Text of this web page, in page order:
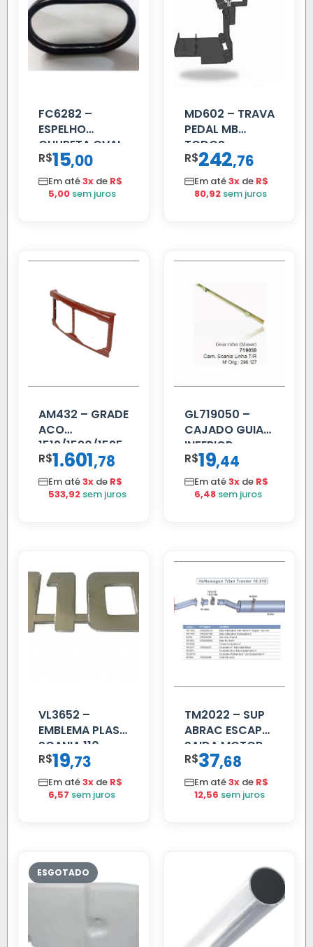
FC6282 –
ESPELHO
CHUPETA OVAL
R$15,00
Em até3x de R$
5,00 sem juros
MD602 – TRAVA
PEDAL MB
TODOS
R$242,76
Em até3x de R$
80,92 sem juros
AM432 – GRADE
ACO
1519/1520/1525
R$1.601,78
Em até3x de R$
533,92 sem juros
GL719050 –
CAJADO GUIA
INFERIOR
SCANIA T/R
112/113 MENOR
R$19,44
Em até3x de R$
6,48 sem juros
VL3652 –
EMBLEMA PLAST
SCANIA 110
CROMADO
R$19,73
Em até3x de R$
6,57 sem juros
TM2022 – SUP
ABRAC ESCAP
SAIDA MOTOR
VW TITAN
R$37,68
Em até3x de R$
12,56 sem juros